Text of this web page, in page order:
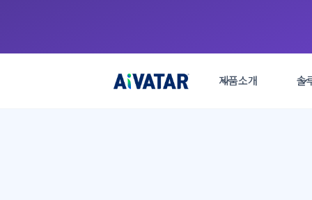
제품소개 솔